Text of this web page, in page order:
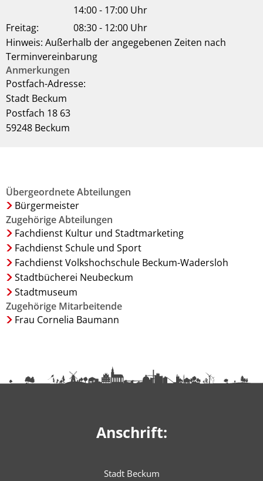
14:00 - 17:00 Uhr
Freitag:
08:30 - 12:00 Uhr
Hinweis: Außerhalb der angegebenen Zeiten nach
Terminvereinbarung
Anmerkungen
Postfach-Adresse:
Stadt Beckum
Postfach 18 63
59248 Beckum
Übergeordnete Abteilungen
Bürgermeister
Zugehörige Abteilungen
Fachdienst Kultur und Stadtmarketing
Fachdienst Schule und Sport
Fachdienst Volkshochschule Beckum-Wadersloh
Stadtbücherei Neubeckum
Stadtmuseum
Zugehörige Mitarbeitende
Frau Cornelia Baumann
Anschrift:
Stadt Beckum